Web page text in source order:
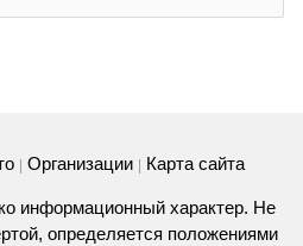
Организации Карта сайта
информационный характер. Не
определяется положениями